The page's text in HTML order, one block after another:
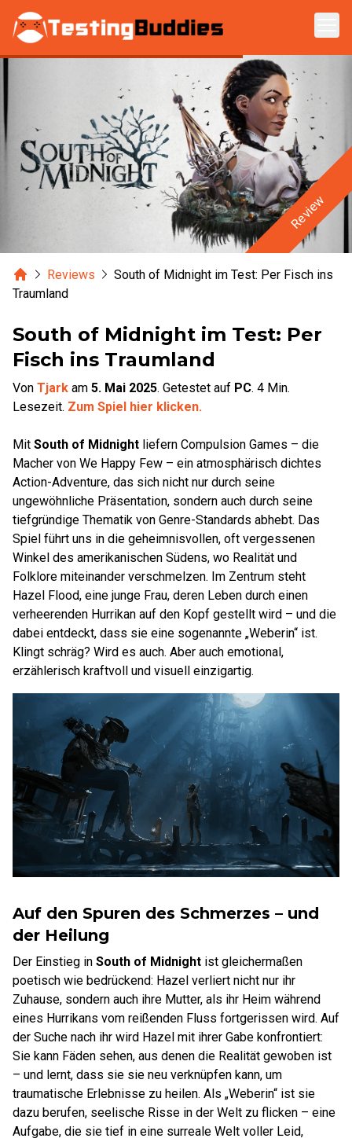
Zum Hauptinhalt springen
Review
HomeReviews
South of Midnight im Test: Per Fisch ins
Traumland
South of Midnight im Test: Per
Fisch ins Traumland
Von Tjark am 5. Mai 2025. Getestet auf PC. 4 Min.
Lesezeit. Zum Spiel hier klicken.
Mit South of Midnight liefern Compulsion Games – die
Macher von We Happy Few – ein atmosphärisch dichtes
Action-Adventure, das sich nicht nur durch seine
ungewöhnliche Präsentation, sondern auch durch seine
tiefgründige Thematik von Genre-Standards abhebt. Das
Spiel führt uns in die geheimnisvollen, oft vergessenen
Winkel des amerikanischen Südens, wo Realität und
Folklore miteinander verschmelzen. Im Zentrum steht
Hazel Flood, eine junge Frau, deren Leben durch einen
verheerenden Hurrikan auf den Kopf gestellt wird – und die
dabei entdeckt, dass sie eine sogenannte „Weberin“ ist.
Klingt schräg? Wird es auch. Aber auch emotional,
erzählerisch kraftvoll und visuell einzigartig.
Auf den Spuren des Schmerzes – und
der Heilung
Der Einstieg in South of Midnight ist gleichermaßen
poetisch wie bedrückend: Hazel verliert nicht nur ihr
Zuhause, sondern auch ihre Mutter, als ihr Heim während
eines Hurrikans vom reißenden Fluss fortgerissen wird. Auf
der Suche nach ihr wird Hazel mit ihrer Gabe konfrontiert:
Sie kann Fäden sehen, aus denen die Realität gewoben ist
– und lernt, dass sie sie neu verknüpfen kann, um
traumatische Erlebnisse zu heilen. Als „Weberin“ ist sie
dazu berufen, seelische Risse in der Welt zu flicken – eine
Aufgabe, die sie tief in eine surreale Welt voller Leid,